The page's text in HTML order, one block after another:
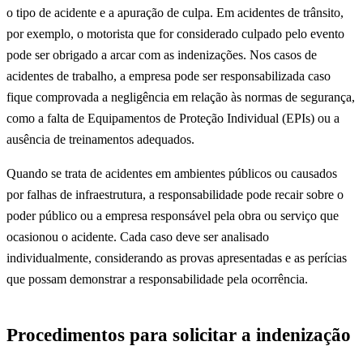
o tipo de acidente e a apuração de culpa. Em acidentes de trânsito,
por exemplo, o motorista que for considerado culpado pelo evento
pode ser obrigado a arcar com as indenizações. Nos casos de
acidentes de trabalho, a empresa pode ser responsabilizada caso
fique comprovada a negligência em relação às normas de segurança,
como a falta de Equipamentos de Proteção Individual (EPIs) ou a
ausência de treinamentos adequados.
Quando se trata de acidentes em ambientes públicos ou causados
por falhas de infraestrutura, a responsabilidade pode recair sobre o
poder público ou a empresa responsável pela obra ou serviço que
ocasionou o acidente. Cada caso deve ser analisado
individualmente, considerando as provas apresentadas e as perícias
que possam demonstrar a responsabilidade pela ocorrência.
Procedimentos para solicitar a indenização